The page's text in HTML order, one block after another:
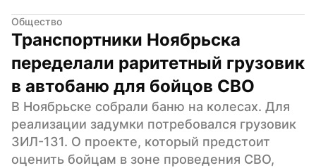
Общество
Транспортники Ноябрьска
переделали раритетный грузовик
в автобаню для бойцов СВО
В Ноябрьске собрали баню на колесах. Для
реализации задумки потребовался грузовик
ЗИЛ-131. О проекте, который предстоит
оценить бойцам в зоне проведения СВО,